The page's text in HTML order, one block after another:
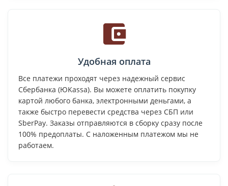
Удобная оплата
Все платежи проходят через надежный сервис
Сбербанка (ЮKassa). Вы можете оплатить покупку
картой любого банка, электронными деньгами, а
также быстро перевести средства через СБП или
SberPay. Заказы отправляются в сборку сразу после
100% предоплаты. С наложенным платежом мы не
работаем.